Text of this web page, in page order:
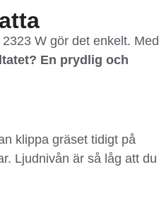
W gör det enkelt. Med
En prydlig och
klippa gräset tidigt på
Ljudnivån är så låg att du